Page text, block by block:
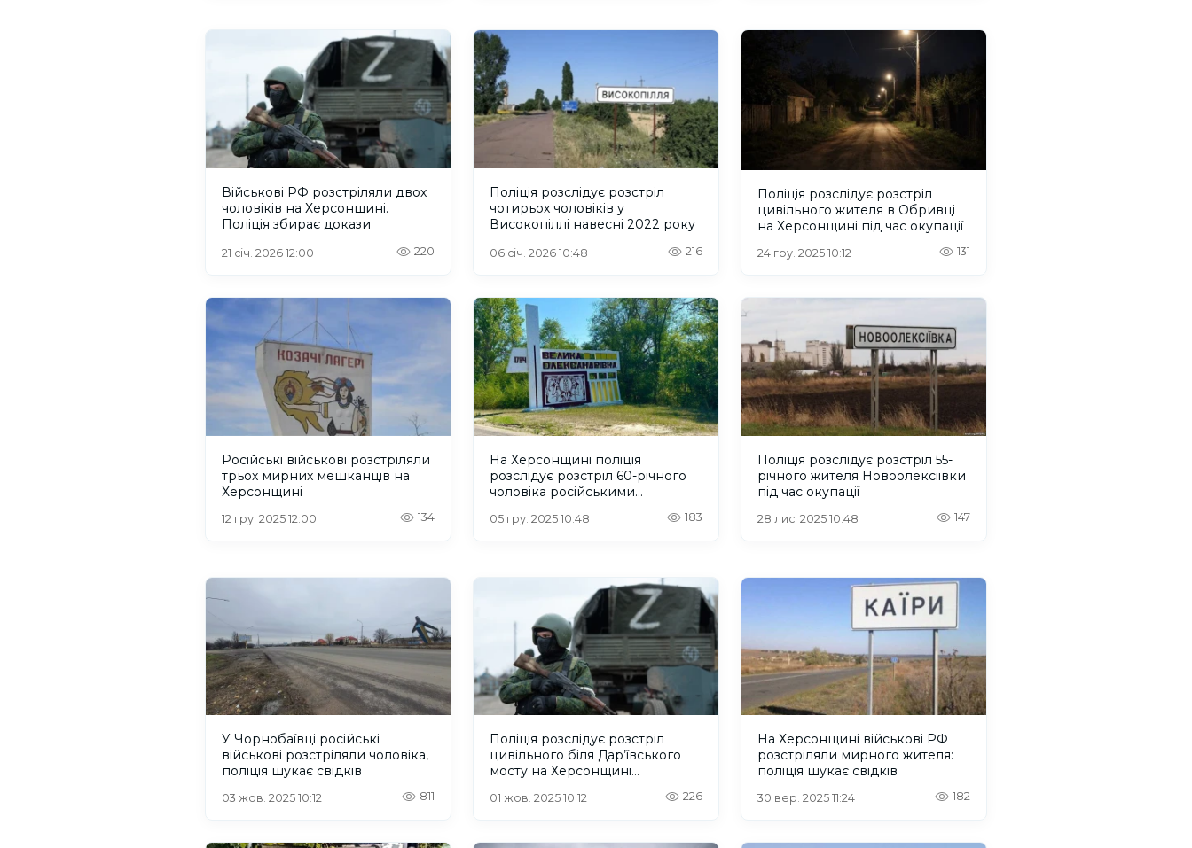
Військові РФ розстріляли двох
чоловіків на Херсонщині.
Поліція збирає докази
21 січ. 2026 12:00 220
Поліція розслідує розстріл
чотирьох чоловіків у
Високопіллі навесні 2022 року
06 січ. 2026 10:48 216
Поліція розслідує розстріл
цивільного жителя в Обривці
на Херсонщині під час окупації
24 гру. 2025 10:12 131
Російські військові розстріляли
трьох мирних мешканців на
Херсонщині
12 гру. 2025 12:00 134
На Херсонщині поліція
розслідує розстріл 60-річного
чоловіка російськими
05 гру. 2025 10:48 183
Поліція розслідує розстріл 55-
річного жителя Новоолексіївки
під час окупації
28 лис. 2025 10:48 147
У Чорнобаївці російські
військові розстріляли чоловіка,
поліція шукає свідків
03 жов. 2025 10:12 811
Поліція розслідує розстріл
цивільного біля Дар’ївського
мосту на Херсонщині
01 жов. 2025 10:12 226
На Херсонщині військові РФ
розстріляли мирного жителя:
поліція шукає свідків
30 вер. 2025 11:24 182